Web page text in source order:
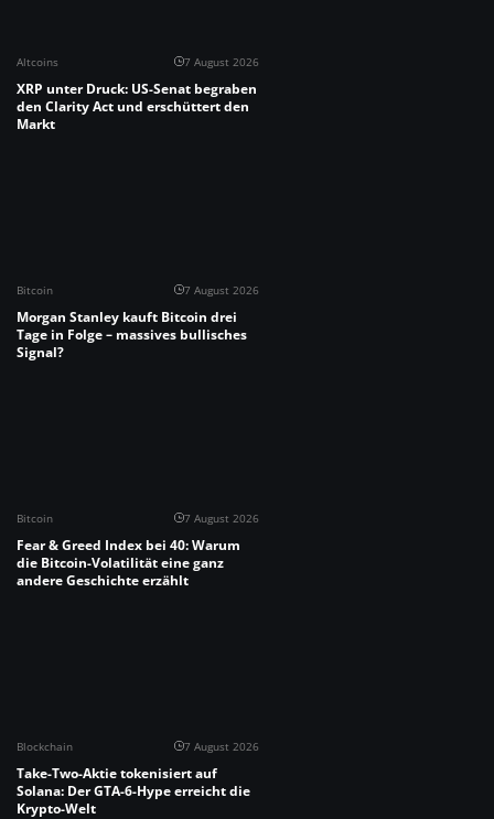
Altcoins 7 August 2026
XRP unter Druck: US-Senat begraben
den Clarity Act und erschüttert den
Markt
Bitcoin 7 August 2026
Morgan Stanley kauft Bitcoin drei
Tage in Folge – massives bullisches
Signal?
Bitcoin 7 August 2026
Fear & Greed Index bei 40: Warum
die Bitcoin-Volatilität eine ganz
andere Geschichte erzählt
Blockchain 7 August 2026
Take-Two-Aktie tokenisiert auf
Solana: Der GTA-6-Hype erreicht die
Krypto-Welt